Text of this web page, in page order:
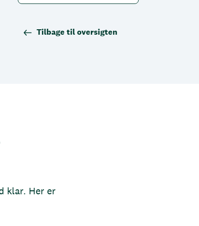
Tilbage til oversigten
klar. Her er